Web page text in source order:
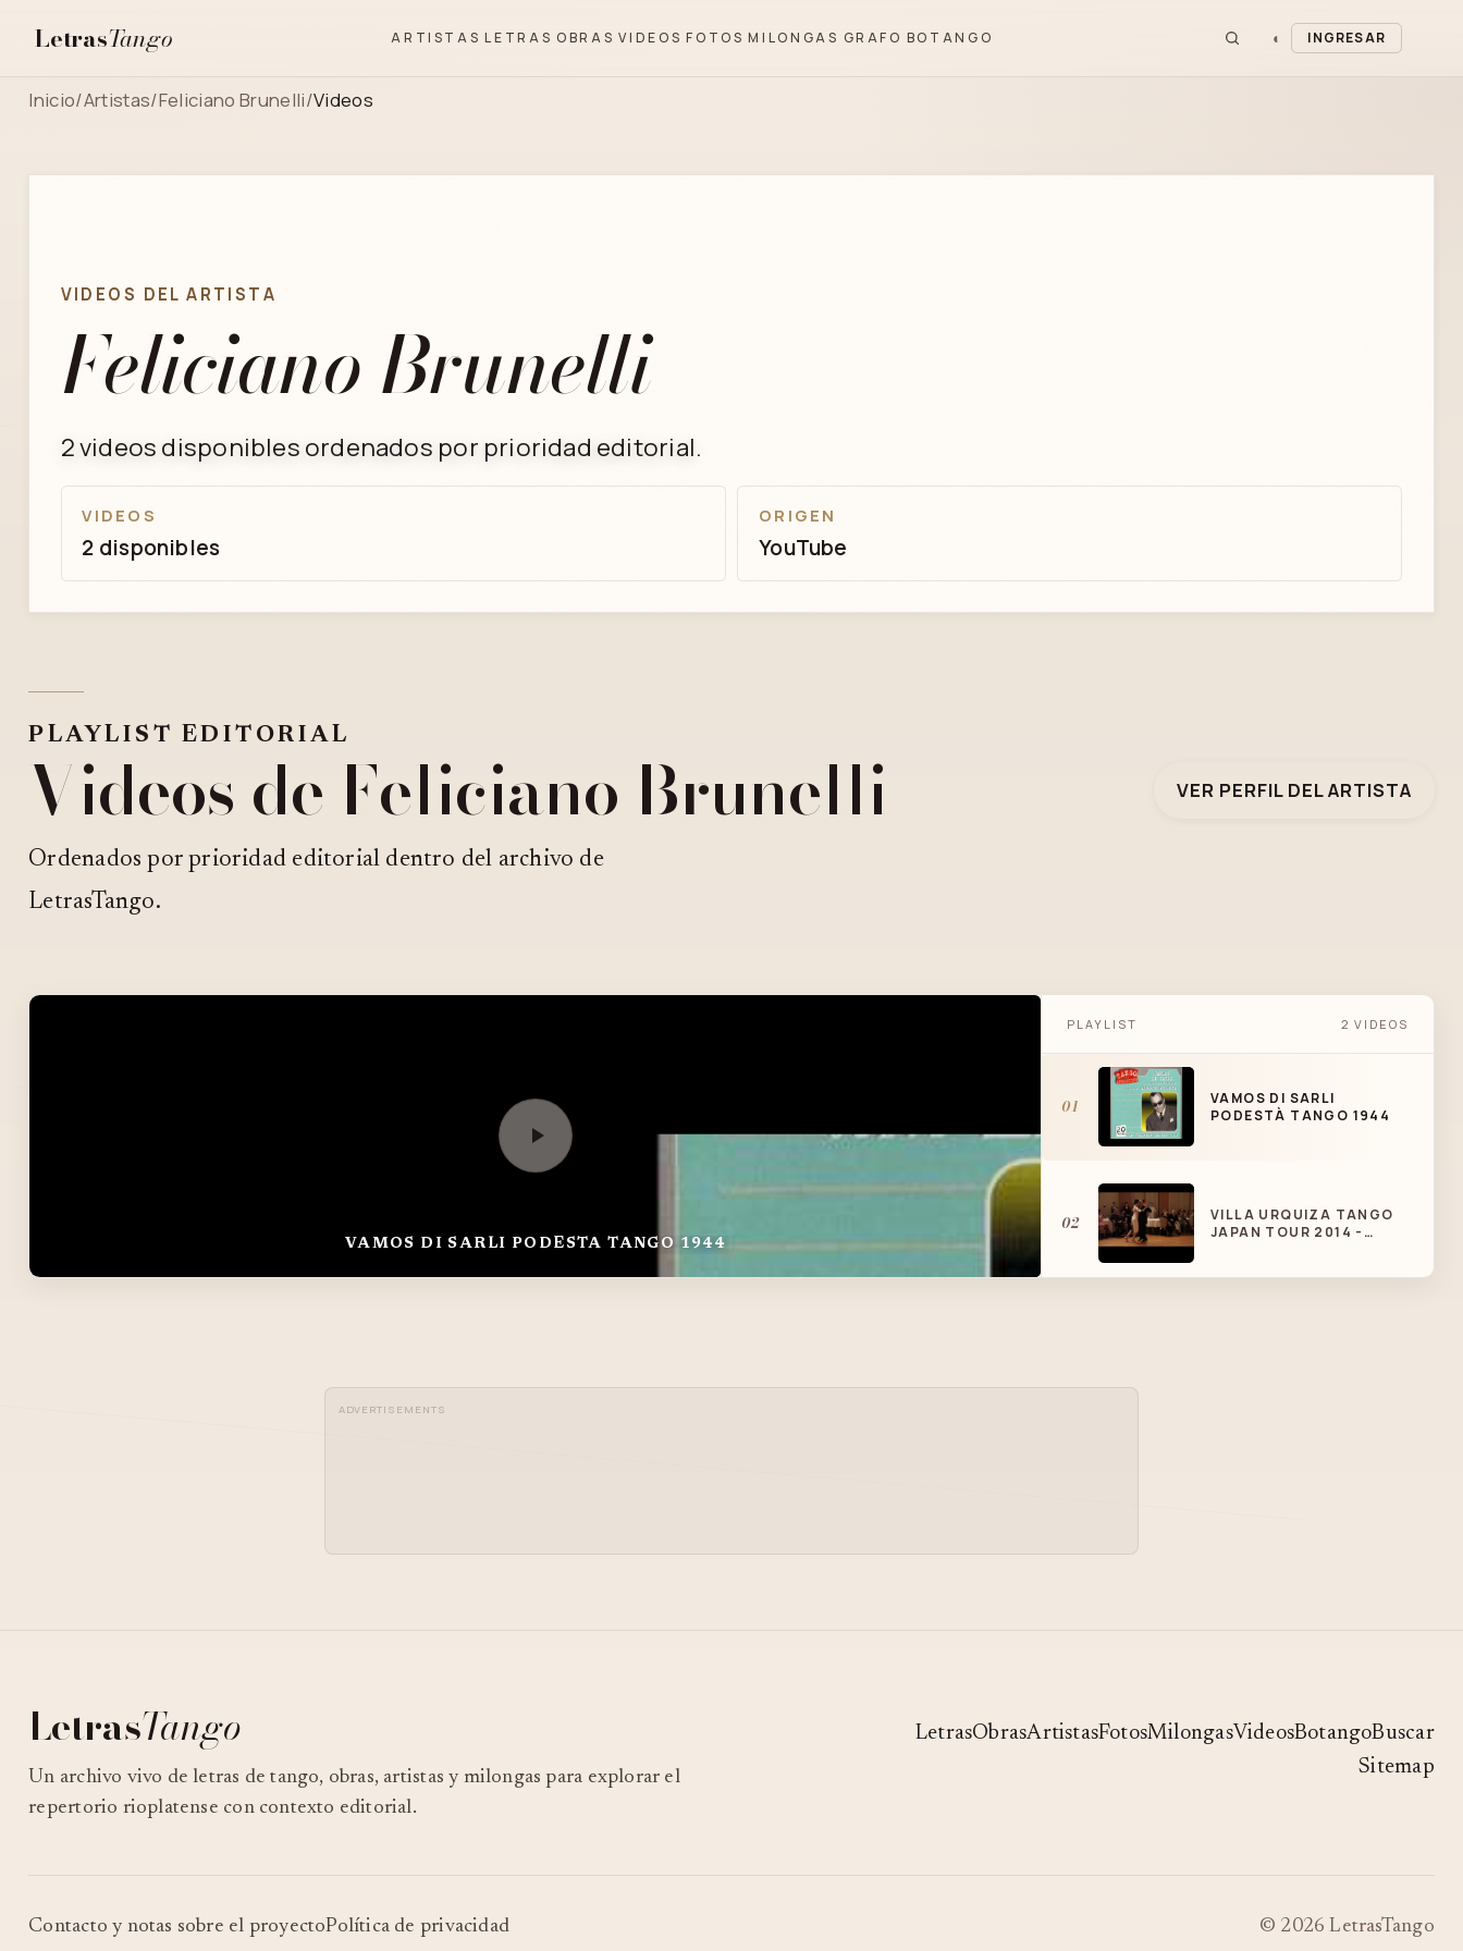
LetrasTango ARTISTAS LETRAS OBRAS VIDEOS FOTOS MILONGAS GRAFO BOTANGO ◐ INGRESAR
Inicio/Artistas/Feliciano Brunelli/Videos
VIDEOS DEL ARTISTA
Feliciano Brunelli
2 videos disponibles ordenados por prioridad editorial.
VIDEOS
2 disponibles
ORIGEN
YouTube
PLAYLIST EDITORIAL
Videos de Feliciano Brunelli VER PERFIL DEL ARTISTA
Ordenados por prioridad editorial dentro del archivo de
LetrasTango.
VAMOS DI SARLI PODESTÀ TANGO 1944
PLAYLIST 2 VIDEOS
01
VAMOS DI SARLI
PODESTÀ TANGO 1944
02
VILLA URQUIZA TANGO
JAPAN TOUR 2014 -
ADVERTISEMENTS
LetrasTango
Un archivo vivo de letras de tango, obras, artistas y milongas para explorar el
repertorio rioplatense con contexto editorial.
LetrasObrasArtistasFotosMilongasVideosBotangoBuscar
Sitemap
Contacto y notas sobre el proyectoPolítica de privacidad © 2026 LetrasTango